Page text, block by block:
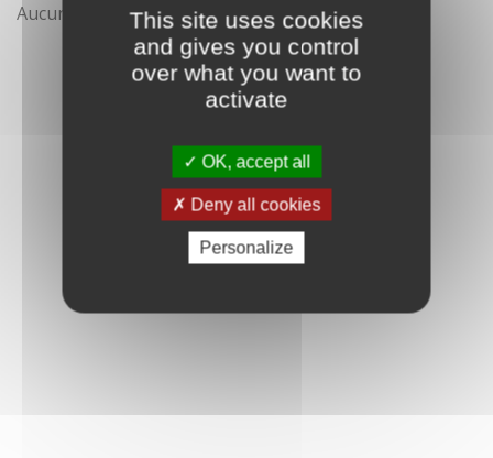
This site uses cookies
and gives you control
over what you want to
activate
OK, accept all
Deny all cookies
Personalize
Aucune démarche pour le moment